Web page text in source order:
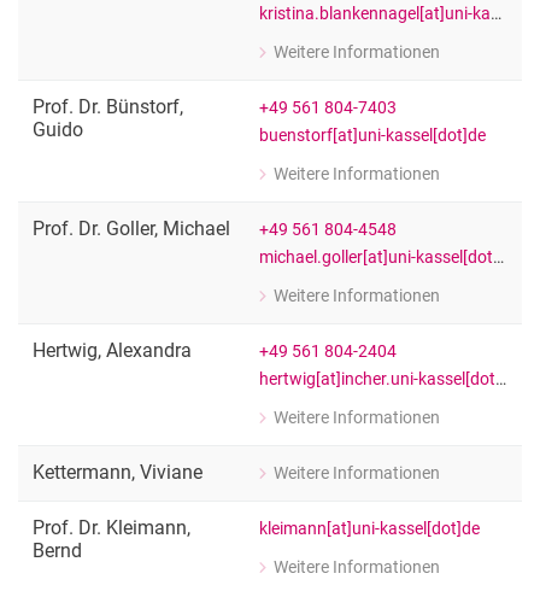
kristina.blankennagel[at]uni-kassel[dot]de
Weitere Informationen
zu Kristina Blankennagel
Prof. Dr. Bünstorf,
Guido
+49 561 804-7403
buenstorf[at]uni-kassel[dot]de
Weitere Informationen
zu Prof. Dr. Guido Bünstorf
Prof. Dr. Goller, Michael
+49 561 804-4548
michael.goller[at]uni-kassel[dot]de
Weitere Informationen
zu Prof. Dr. Michael Goller
Hertwig, Alexandra
+49 561 804-2404
hertwig[at]incher.uni-kassel[dot]de
Weitere Informationen
zu Alexandra Hertwig
Kettermann, Viviane Weitere Informationen
zu Viviane Kettermann
Prof. Dr. Kleimann,
Bernd
kleimann[at]uni-kassel[dot]de
Weitere Informationen
zu Prof. Dr. Bernd Kleimann